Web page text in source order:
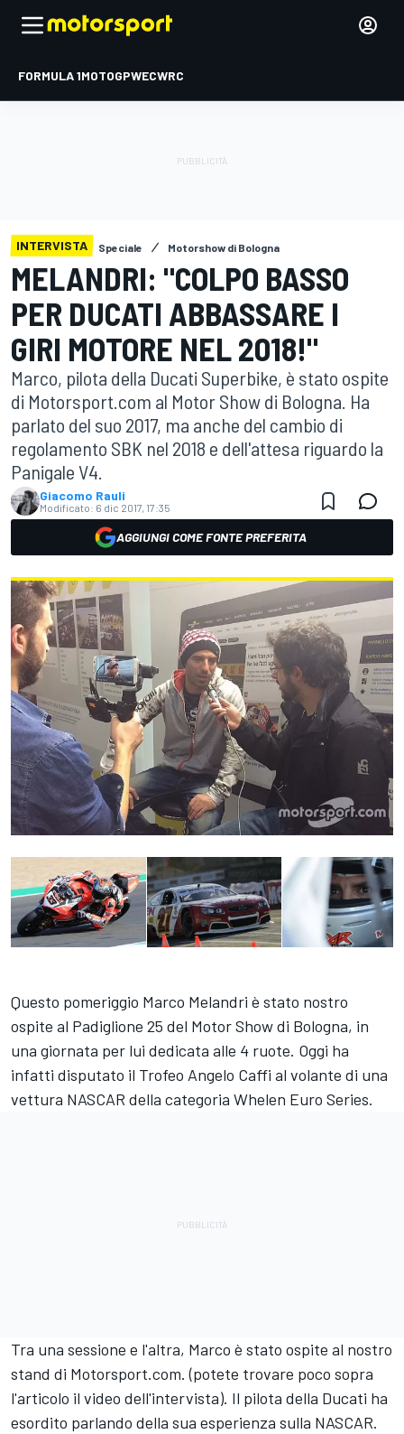
FORMULA 1MOTOGPWECWRC
INTERVISTA Speciale Motorshow di Bologna
MELANDRI: "COLPO BASSO
PER DUCATI ABBASSARE I
GIRI MOTORE NEL 2018!"
Marco, pilota della Ducati Superbike, è stato ospite
di Motorsport.com al Motor Show di Bologna. Ha
parlato del suo 2017, ma anche del cambio di
regolamento SBK nel 2018 e dell'attesa riguardo la
Panigale V4.
Giacomo Rauli
Modificato: 6 dic 2017, 17:35
AGGIUNGI COME FONTE PREFERITA
Questo pomeriggio Marco Melandri è stato nostro
ospite al Padiglione 25 del Motor Show di Bologna, in
una giornata per lui dedicata alle 4 ruote. Oggi ha
infatti disputato il Trofeo Angelo Caffi al volante di una
vettura NASCAR della categoria Whelen Euro Series.
Tra una sessione e l'altra, Marco è stato ospite al nostro
stand di Motorsport.com. (potete trovare poco sopra
l'articolo il video dell'intervista). Il pilota della Ducati ha
esordito parlando della sua esperienza sulla NASCAR.